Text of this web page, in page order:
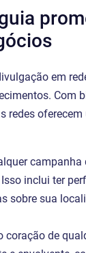
em
Com
redes
inclui ter
sobre sua
coração de